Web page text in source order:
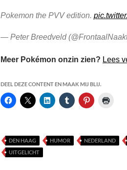
Pokemon the PVV edition.
— Peter Breedveld
Meer Pokémon onzin zien? Lees
DEEL DEZE CONTENT EN MAAK MIJ BLIJ.
DEN HAAG HUMOR NEDERLAND
UITGELICHT